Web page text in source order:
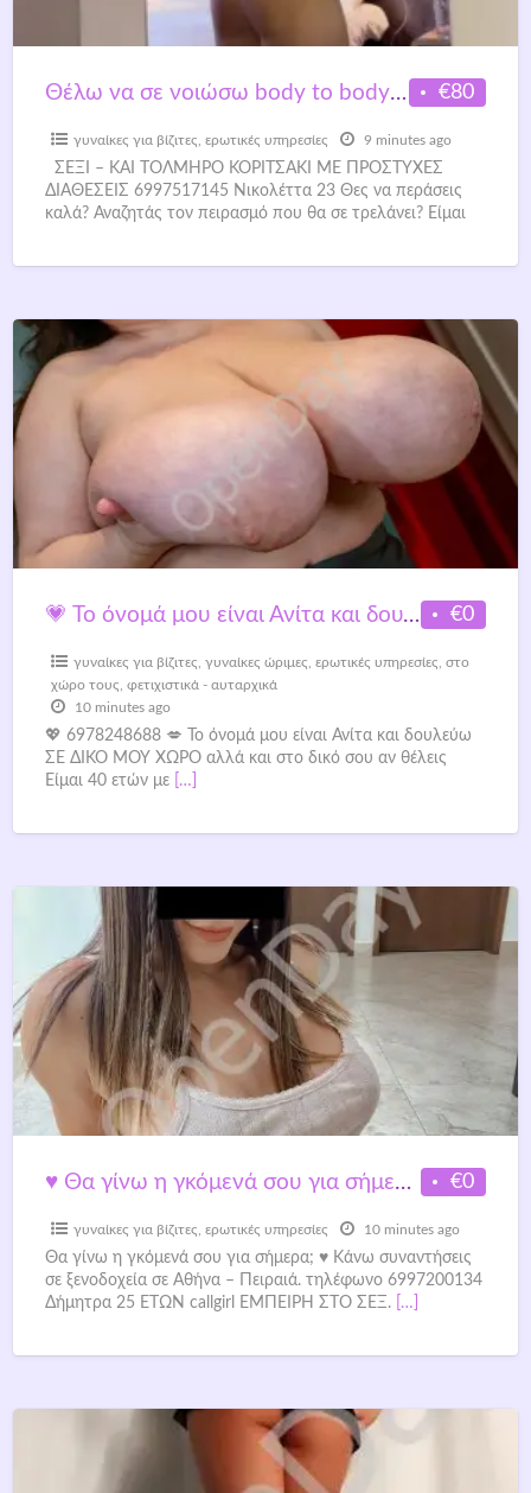
€80
Θέλω να σε νοιώσω body to body!Είμαι το θηλυκό που αναζητάς
γυναίκες για βίζιτες ερωτικές υπηρεσίες 9 minutes ago
ΣΕΞΙ – ΚΑΙ ΤΟΛΜΗΡΟ ΚΟΡΙΤΣΑΚΙ ΜΕ ΠΡΟΣΤΥΧΕΣ
ΔΙΑΘΕΣΕΙΣ 6997517145 Νικολέττα 23 Θες να περάσεις
καλά? Αναζητάς τον πειρασμό που θα σε τρελάνει? Είμαι
€0
💗 Το όνομά μου είναι Ανίτα και δουλεύω ΣΕ ΔΙΚΟ ΜΟΥ ΧΩΡΟ με πολύ όμορφο σώμα.
γυναίκες για βίζιτες γυναίκες ώριμες ερωτικές υπηρεσίες στο
χώρο τους φετιχιστικά - αυταρχικά
10 minutes ago
💖 6978248688 💋 Το όνομά μου είναι Ανίτα και δουλεύω
ΣΕ ΔΙΚΟ ΜΟΥ ΧΩΡΟ αλλά και στο δικό σου αν θέλεις
Είμαι 40 ετών με
[…]
€0
♥ Θα γίνω η γκόμενά σου για σήμερα; ♥
γυναίκες για βίζιτες ερωτικές υπηρεσίες 10 minutes ago
Θα γίνω η γκόμενά σου για σήμερα; ♥ Κάνω συναντήσεις
σε ξενοδοχεία σε Αθήνα – Πειραιά. τηλέφωνο 6997200134
Δήμητρα 25 ΕΤΩΝ callgirl ΕΜΠΕΙΡΗ ΣΤΟ ΣΕΞ.
[…]